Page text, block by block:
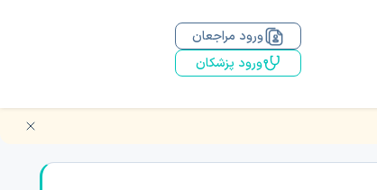
ورود مراجعان
ورود پزشکان